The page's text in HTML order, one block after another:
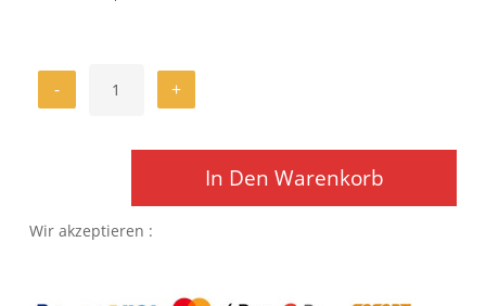
In Den Warenkorb
Wir akzeptieren :